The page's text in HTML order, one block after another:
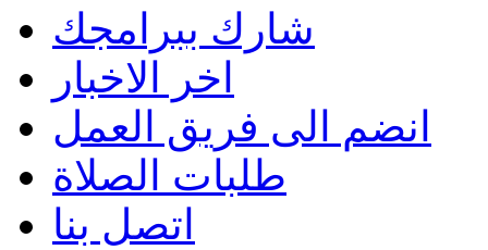
شارك ببرامجك
اخر الاخبار
انضم الى فريق العمل
طلبات الصلاة
اتصل بنا